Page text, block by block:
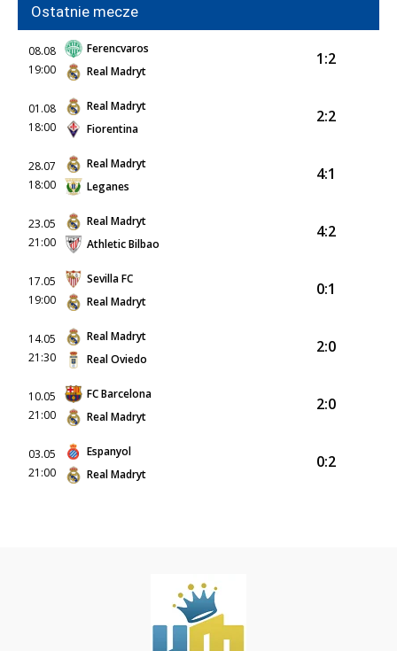
Ostatnie mecze
08.08
19:00
Ferencvaros
Real Madryt
1:2
01.08
18:00
Real Madryt
Fiorentina
2:2
28.07
18:00
Real Madryt
Leganes
4:1
23.05
21:00
Real Madryt
Athletic Bilbao
4:2
17.05
19:00
Sevilla FC
Real Madryt
0:1
14.05
21:30
Real Madryt
Real Oviedo
2:0
10.05
21:00
FC Barcelona
Real Madryt
2:0
03.05
21:00
Espanyol
Real Madryt
0:2